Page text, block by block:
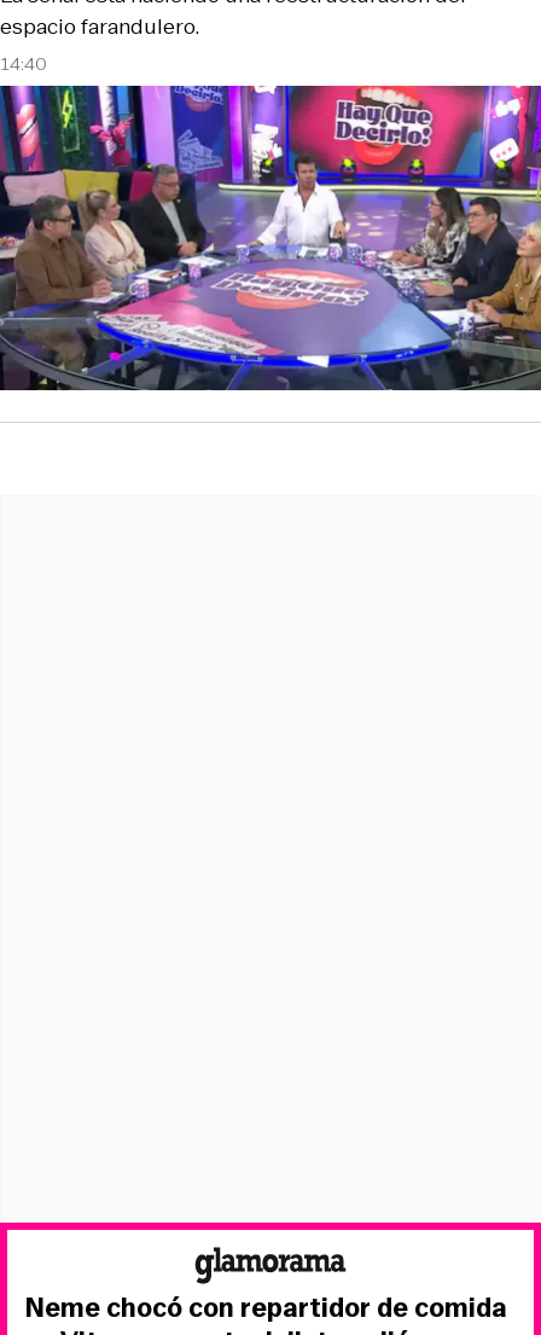
14:40
espacio farandulero.
Neme chocó con repartidor de comida